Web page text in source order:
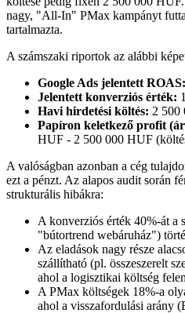
nagy, "All-In" PMax kampányt
tartalmazta.
A számszaki riportok az alábbi
Google Ads jelentett ROAS:
Jelentett konverziós érték:
Havi hirdetési költés: 2 500
Papíron keletkező profit
HUF - 2 500 000 HUF
A valóságban azonban a cég
ezt a pénzt. Az alapos audit során
strukturális hibákra:
A konverziós érték 40%-át a
"bútortrend webáruház")
Az eladások nagy része
szállítható (pl. összeszerelt
ahol a logisztikai költség
A PMax költségek 18%-a
ahol a visszafordulási arány